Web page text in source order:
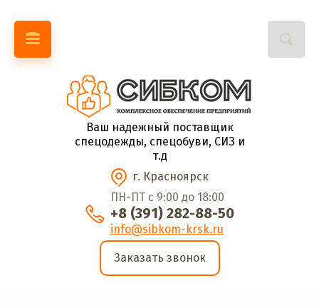
Ваш надежный поставщик
спецодежды, спецобуви, СИЗ и
т.д
г. Красноярск
ПН-ПТ с 9:00 до 18:00
+8 (391) 282-88-50
info@sibkom-krsk.ru
Заказать звонок